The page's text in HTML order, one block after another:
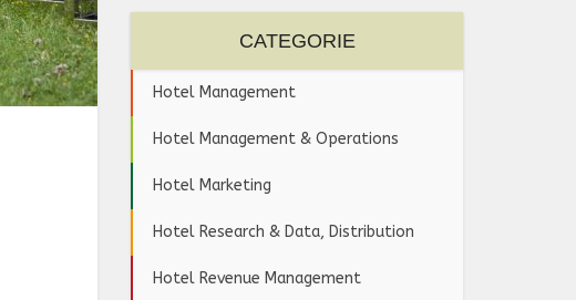
CATEGORIE
Hotel Management
Hotel Management & Operations
Hotel Marketing
Hotel Research & Data, Distribution
Hotel Revenue Management